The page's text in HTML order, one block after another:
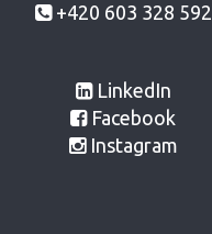
+420 603 328 592
LinkedIn
Facebook
Instagram